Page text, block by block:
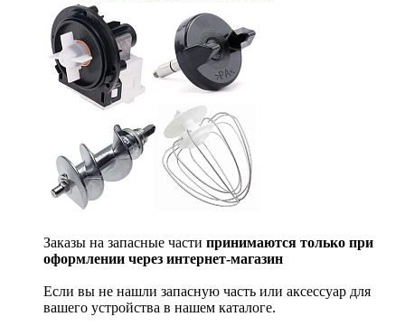
Заказы на запасные части принимаются только при
оформлении через интернет-магазин
Если вы не нашли запасную часть или аксессуар для
вашего устройства в нашем каталоге.